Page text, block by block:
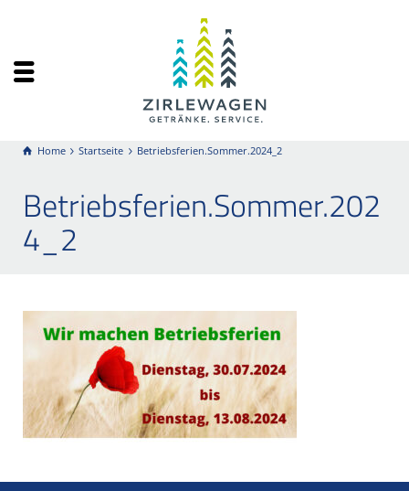
Home Startseite Betriebsferien.Sommer.2024_2
Betriebsferien.Sommer.202
4_2